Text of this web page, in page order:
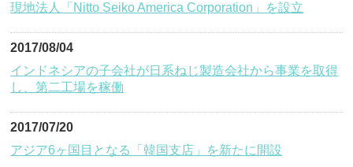
現地法人「Nitto Seiko America Corporation」を設立
2017/08/04
インドネシアの子会社が日系ねじ製造会社から事業を取得
し、第二工場を稼働
2017/07/20
アジア6ヶ国目となる「韓国支店」を新たに開設